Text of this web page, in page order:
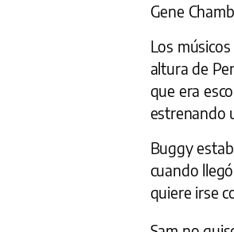
Gene
Los
altura de
que era
estrenando
Buggy
cuando
quiere irse